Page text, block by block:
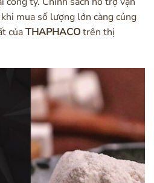
mua số lượng lớn càng củng
củaTHAPHACOtrên thị